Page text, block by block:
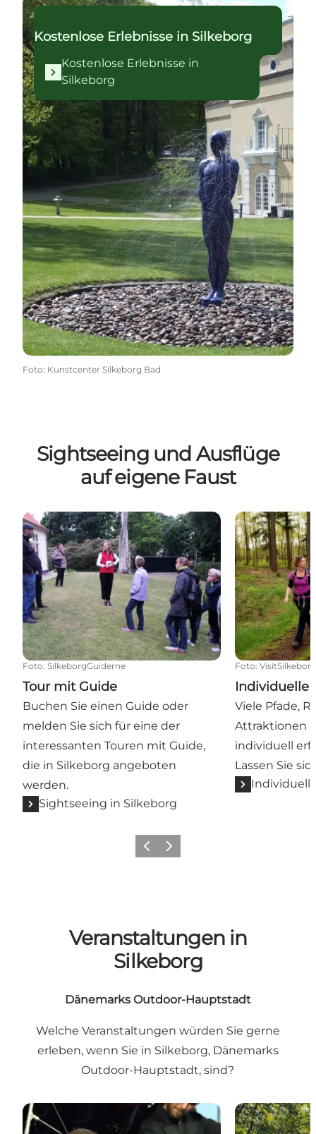
Kostenlose Erlebnisse in Silkeborg
Kostenlose Erlebnisse in
Silkeborg
Foto: Kunstcenter Silkeborg Bad
Sightseeing und Ausflüge
auf eigene Faust
Tour mit Guide
Foto: SilkeborgGuiderne
Tour mit Guide
Buchen Sie einen Guide oder
melden Sie sich für eine der
interessanten Touren mit Guide,
die in Silkeborg angeboten
werden.
Sightseeing in Silkeborg
Individuelle
Foto:
Individuelle
Viele Pfade,
Attraktionen
individuell
Lassen Sie
ZurückWeiter
Veranstaltungen in
Silkeborg
Dänemarks Outdoor-Hauptstadt
Welche Veranstaltungen würden Sie gerne
erleben, wenn Sie in Silkeborg, Dänemarks
Outdoor-Hauptstadt, sind?
Veranstaltungen Day-to-day